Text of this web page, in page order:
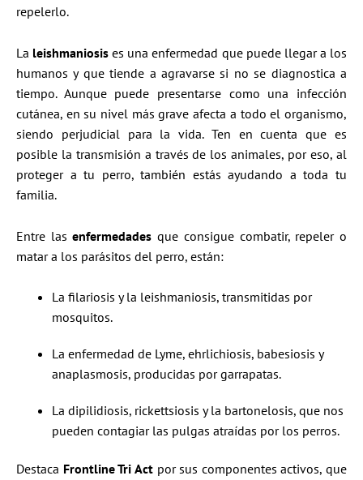
repelerlo.
La leishmaniosis es una enfermedad que puede llegar a los
humanos y que tiende a agravarse si no se diagnostica a
tiempo. Aunque puede presentarse como una infección
cutánea, en su nivel más grave afecta a todo el organismo,
siendo perjudicial para la vida. Ten en cuenta que es
posible la transmisión a través de los animales, por eso, al
proteger a tu perro, también estás ayudando a toda tu
familia.
Entre lasenfermedades que consigue combatir, repeler o
matar a los parásitos del perro, están:
La filariosis y la leishmaniosis, transmitidas por
mosquitos.
La enfermedad de Lyme, ehrlichiosis, babesiosis y
anaplasmosis, producidas por garrapatas.
La dipilidiosis, rickettsiosis y la bartonelosis, que nos
pueden contagiar las pulgas atraídas por los perros.
Destaca Frontline Tri Actpor sus componentes activos, que